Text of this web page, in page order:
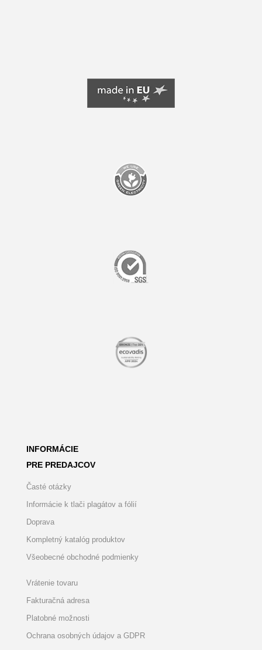
INFORMÁCIE
PRE PREDAJCOV
Časté otázky
Informácie k tlači plagátov a fólií
Doprava
Kompletný katalóg produktov
Všeobecné obchodné podmienky
Vrátenie tovaru
Fakturačná adresa
Platobné možnosti
Ochrana osobných údajov a GDPR